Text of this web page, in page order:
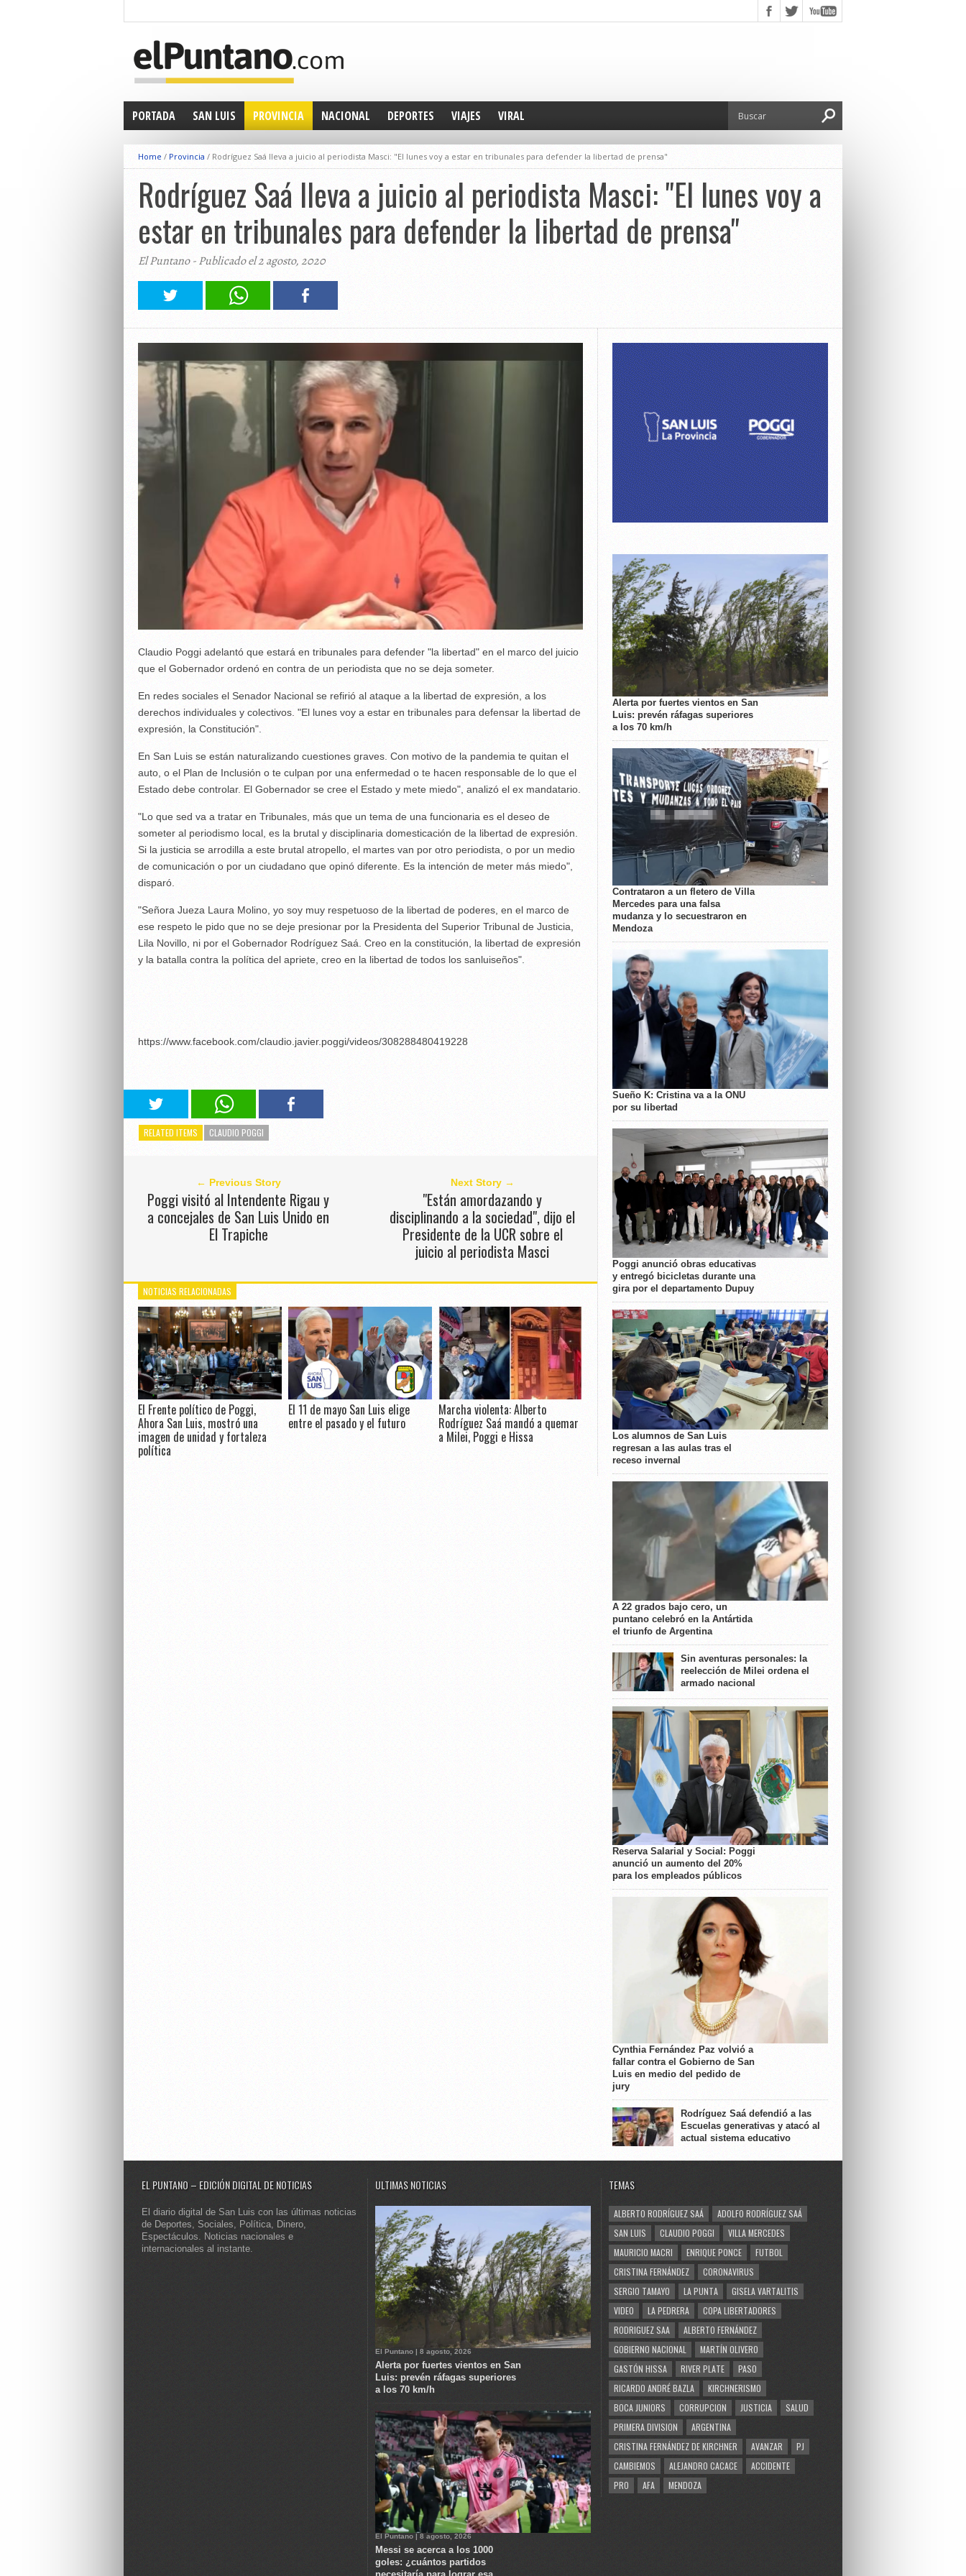
PORTADA SAN LUIS PROVINCIA NACIONAL DEPORTES VIAJES VIRAL
Home / Provincia / Rodríguez Saá lleva a juicio al periodista Masci: "El lunes voy a estar en tribunales para defender la libertad de prensa"
Rodríguez Saá lleva a juicio al periodista Masci: "El lunes voy a
estar en tribunales para defender la libertad de prensa"
El Puntano - Publicado el 2 agosto, 2020
Claudio Poggi adelantó que estará en tribunales para defender "la libertad" en el marco del juicio
que el Gobernador ordenó en contra de un periodista que no se deja someter.
En redes sociales el Senador Nacional se refirió al ataque a la libertad de expresión, a los
derechos individuales y colectivos. "El lunes voy a estar en tribunales para defensar la libertad de
expresión, la Constitución".
En San Luis se están naturalizando cuestiones graves. Con motivo de la pandemia te quitan el
auto, o el Plan de Inclusión o te culpan por una enfermedad o te hacen responsable de lo que el
Estado debe controlar. El Gobernador se cree el Estado y mete miedo", analizó el ex mandatario.
"Lo que sed va a tratar en Tribunales, más que un tema de una funcionaria es el deseo de
someter al periodismo local, es la brutal y disciplinaria domesticación de la libertad de expresión.
Si la justicia se arrodilla a este brutal atropello, el martes van por otro periodista, o por un medio
de comunicación o por un ciudadano que opinó diferente. Es la intención de meter más miedo",
disparó.
"Señora Jueza Laura Molino, yo soy muy respetuoso de la libertad de poderes, en el marco de
ese respeto le pido que no se deje presionar por la Presidenta del Superior Tribunal de Justicia,
Lila Novillo, ni por el Gobernador Rodríguez Saá. Creo en la constitución, la libertad de expresión
y la batalla contra la política del apriete, creo en la libertad de todos los sanluiseños".
https://www.facebook.com/claudio.javier.poggi/videos/308288480419228
RELATED ITEMS CLAUDIO POGGI
← Previous Story
Poggi visitó al Intendente Rigau y
a concejales de San Luis Unido en
El Trapiche
Next Story →
"Están amordazando y
disciplinando a la sociedad", dijo el
Presidente de la UCR sobre el
juicio al periodista Masci
NOTICIAS RELACIONADAS
El Frente político de Poggi,
Ahora San Luis, mostró una
imagen de unidad y fortaleza
política
El 11 de mayo San Luis elige
entre el pasado y el futuro
Marcha violenta: Alberto
Rodríguez Saá mandó a quemar
a Milei, Poggi e Hissa
Alerta por fuertes vientos en San
Luis: prevén ráfagas superiores
a los 70 km/h
Contrataron a un fletero de Villa
Mercedes para una falsa
mudanza y lo secuestraron en
Mendoza
Sueño K: Cristina va a la ONU
por su libertad
Poggi anunció obras educativas
y entregó bicicletas durante una
gira por el departamento Dupuy
Los alumnos de San Luis
regresan a las aulas tras el
receso invernal
A 22 grados bajo cero, un
puntano celebró en la Antártida
el triunfo de Argentina
Sin aventuras personales: la
reelección de Milei ordena el
armado nacional
Reserva Salarial y Social: Poggi
anunció un aumento del 20%
para los empleados públicos
Cynthia Fernández Paz volvió a
fallar contra el Gobierno de San
Luis en medio del pedido de
jury
Rodríguez Saá defendió a las
Escuelas generativas y atacó al
actual sistema educativo
EL PUNTANO – EDICIÓN DIGITAL DE NOTICIAS
El diario digital de San Luis con las últimas noticias
de Deportes, Sociales, Política, Dinero,
Espectáculos. Noticias nacionales e
internacionales al instante.
ULTIMAS NOTICIAS
El Puntano | 8 agosto, 2026
Alerta por fuertes vientos en San
Luis: prevén ráfagas superiores
a los 70 km/h
El Puntano | 8 agosto, 2026
Messi se acerca a los 1000
goles: ¿cuántos partidos
TEMAS
ALBERTO RODRÍGUEZ SAÁ
ADOLFO RODRÍGUEZ SAÁ
SAN LUIS
CLAUDIO POGGI
VILLA MERCEDES
MAURICIO MACRI
ENRIQUE PONCE
FUTBOL
CRISTINA FERNÁNDEZ
CORONAVIRUS
SERGIO TAMAYO
LA PUNTA
GISELA VARTALITIS
VIDEO
LA PEDRERA
COPA LIBERTADORES
RODRIGUEZ SAA
ALBERTO FERNÁNDEZ
GOBIERNO NACIONAL
MARTÍN OLIVERO
GASTÓN HISSA
RIVER PLATE
PASO
RICARDO ANDRÉ BAZLA
KIRCHNERISMO
BOCA JUNIORS
CORRUPCION JUSTICIA
SALUD
PRIMERA DIVISION
ARGENTINA
CRISTINA FERNÁNDEZ DE KIRCHNER
AVANZAR
PJ
CAMBIEMOS
ALEJANDRO CACACE
ACCIDENTE
PRO
AFA MENDOZA